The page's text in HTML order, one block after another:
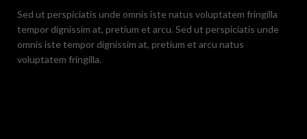
Sed ut perspiciatis unde omnis iste natus voluptatem fringilla
tempor dignissim at, pretium et arcu. Sed ut perspiciatis unde
omnis iste tempor dignissim at, pretium et arcu natus
voluptatem fringilla.